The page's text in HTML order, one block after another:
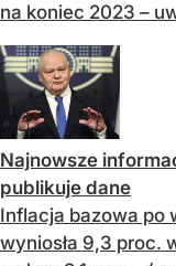
na koniec 2023 –
Najnowsze
publikuje dane
Inflacja bazowa po
wyniosła 9,3 proc.